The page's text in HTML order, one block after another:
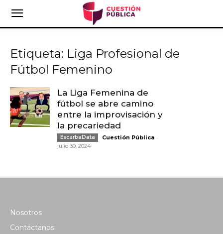
Etiqueta: Liga Profesional de
Fútbol Femenino
La Liga Femenina de
fútbol se abre camino
entre la improvisación y
la precariedad
EscarbaData Cuestión Pública -
julio 30, 2024
Nosotros
Contáctanos